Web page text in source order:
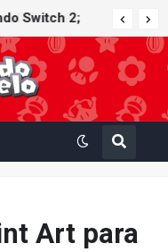
Switch 2;
Art para